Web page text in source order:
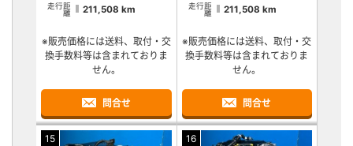
走行距
離
211,508 km
※販売価格には送料、取付・交
換手数料等は含まれておりま
せん。
問合せ
走行距
離
211,508 km
※販売価格には送料、取付・交
換手数料等は含まれておりま
せん。
問合せ
15 16